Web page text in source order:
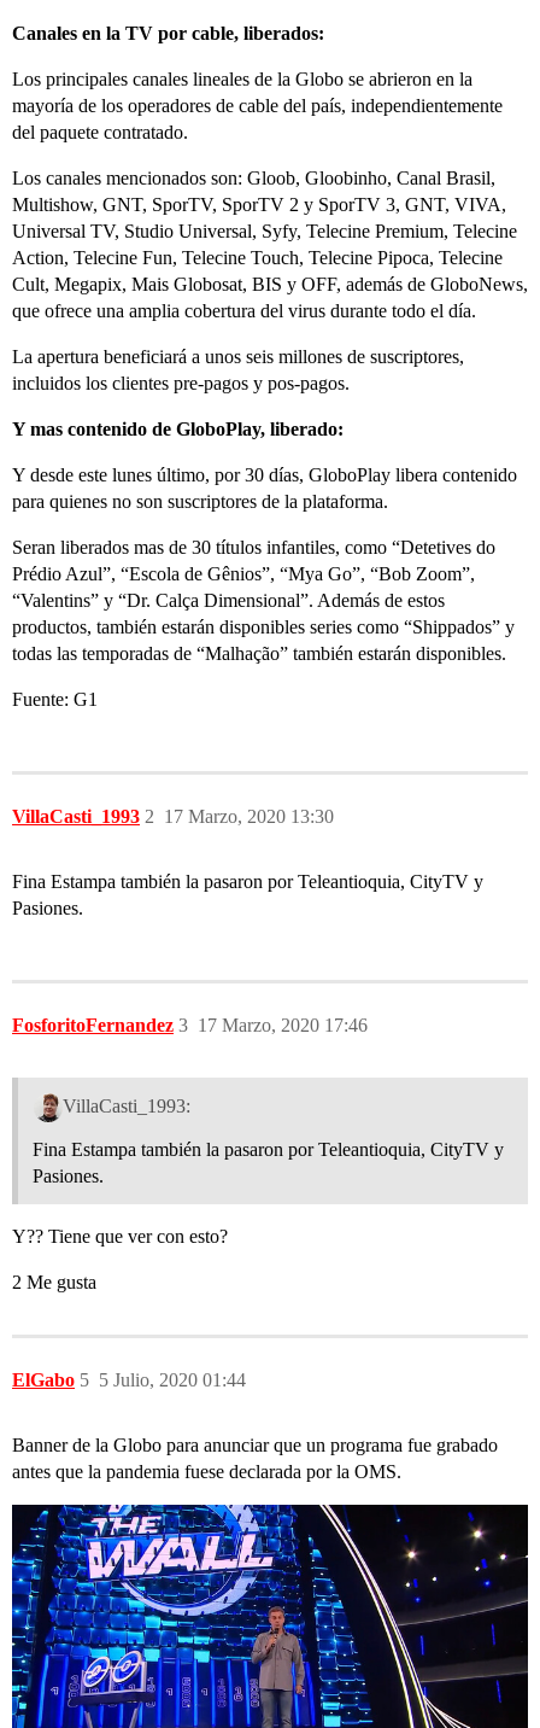
Canales en la TV por cable, liberados:
Los principales canales lineales de la Globo se abrieron en la
mayoría de los operadores de cable del país, independientemente
del paquete contratado.
Los canales mencionados son: Gloob, Gloobinho, Canal Brasil,
Multishow, GNT, SporTV, SporTV 2 y SporTV 3, GNT, VIVA,
Universal TV, Studio Universal, Syfy, Telecine Premium, Telecine
Action, Telecine Fun, Telecine Touch, Telecine Pipoca, Telecine
Cult, Megapix, Mais Globosat, BIS y OFF, además de GloboNews,
que ofrece una amplia cobertura del virus durante todo el día.
La apertura beneficiará a unos seis millones de suscriptores,
incluidos los clientes pre-pagos y pos-pagos.
Y mas contenido de GloboPlay, liberado:
Y desde este lunes último, por 30 días, GloboPlay libera contenido
para quienes no son suscriptores de la plataforma.
Seran liberados mas de 30 títulos infantiles, como “Detetives do
Prédio Azul”, “Escola de Gênios”, “Mya Go”, “Bob Zoom”,
“Valentins” y “Dr. Calça Dimensional”. Además de estos
productos, también estarán disponibles series como “Shippados” y
todas las temporadas de “Malhação” también estarán disponibles.
Fuente: G1
VillaCasti_1993 17 Marzo, 2020 13:30
2
Fina Estampa también la pasaron por Teleantioquia, CityTV y
Pasiones.
FosforitoFernandez 17 Marzo, 2020 17:46
3
VillaCasti_1993:
Fina Estampa también la pasaron por Teleantioquia, CityTV y
Pasiones.
Y?? Tiene que ver con esto?
2 Me gusta
ElGabo 5 Julio, 2020 01:44
5
Banner de la Globo para anunciar que un programa fue grabado
antes que la pandemia fuese declarada por la OMS.